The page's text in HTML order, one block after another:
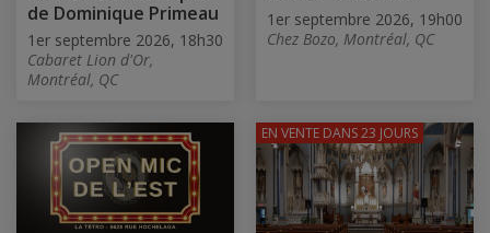
de Dominique Primeau
1er septembre 2026, 18h30
Cabaret Lion d'Or,
Montréal, QC
1er septembre 2026, 19h00
Chez Bozo, Montréal, QC
EN VENTE DANS 23 JOURS